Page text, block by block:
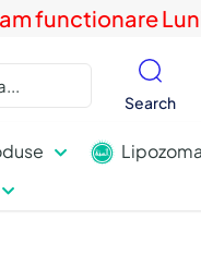
functionare
Search